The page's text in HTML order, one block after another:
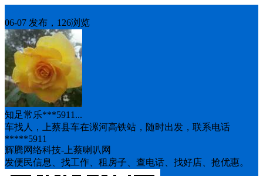
06-07 发布，126浏览
知足常乐***5911...
车找人，上蔡县车在漯河高铁站，随时出发，联系电话
*****5911
辉腾网络科技-上蔡喇叭网
发便民信息、找工作、租房子、查电话、找好店、抢优惠。